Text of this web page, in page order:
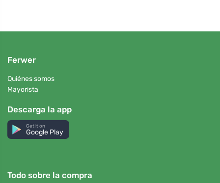
Ferwer
Quiénes somos
Mayorista
Descarga la app
Get it on
Google Play
Todo sobre la compra